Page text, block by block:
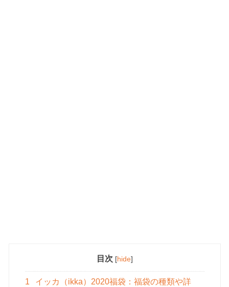
目次 [hide]
1
イッカ（ikka）2020福袋：福袋の種類や詳